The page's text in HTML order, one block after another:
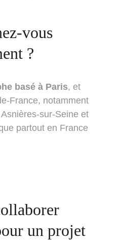
vous
?
basé à Paris, et
France, notamment
sur-Seine et
partout en France
un projet